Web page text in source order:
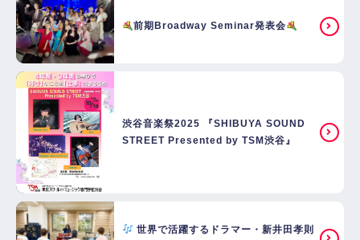
前期Broadway Seminar発表会
渋谷音楽祭2025 『SHIBUYA SOUND
STREET Presented by TSM渋谷』
世界で活躍するドラマー・新井田孝則